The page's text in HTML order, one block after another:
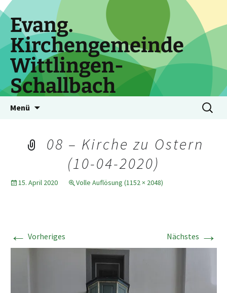
Zum
Inhalt
springen
Evang.
Kirchengemeinde
Wittlingen-
Schallbach
Menü
Suchen
nach:
08 – Kirche zu Ostern
(10-04-2020)
15. April 2020 Volle Auflösung (1152 × 2048)
← Vorheriges Nächstes →